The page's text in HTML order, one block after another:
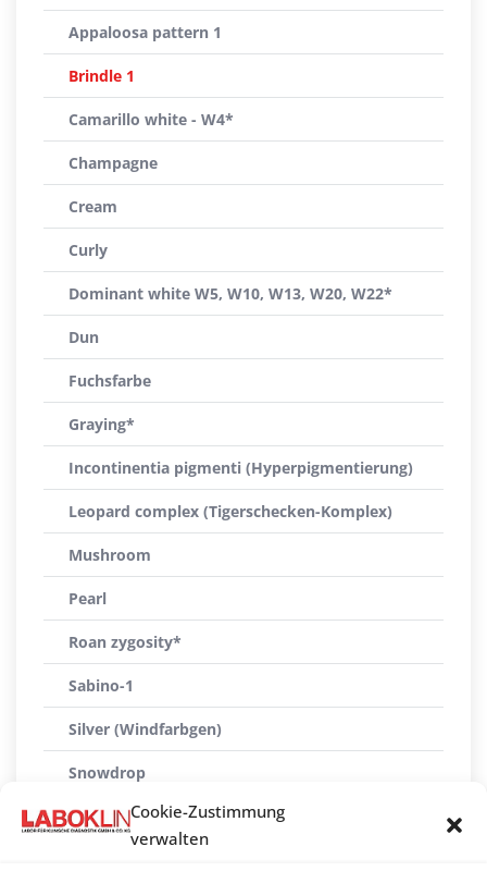
Cookie-Zustimmung
verwalten
Appaloosa pattern 1
Brindle 1
Camarillo white - W4*
Champagne
Cream
Curly
Dominant white W5, W10, W13, W20, W22*
Dun
Fuchsfarbe
Graying*
Incontinentia pigmenti (Hyperpigmentierung)
Leopard complex (Tigerschecken-Komplex)
Mushroom
Pearl
Roan zygosity*
Sabino-1
Silver (Windfarbgen)
Snowdrop
Splashed white (SW1-4)